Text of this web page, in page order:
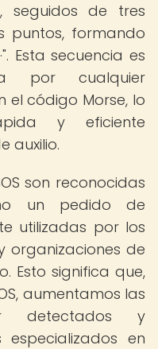
seguidos de tres
puntos, formando
Esta secuencia es
por cualquier
el código Morse, lo
y eficiente
auxilio.
son reconocidas
un pedido de
utilizadas por los
organizaciones de
Esto significa que,
aumentamos las
detectados y
en